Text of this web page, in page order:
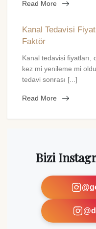
Read More
Kanal Tedavisi
Faktör
Kanal tedavisi fiyatları,
kez mi yenileme mi
tedavi sonrası [...]
Read More
Bizi